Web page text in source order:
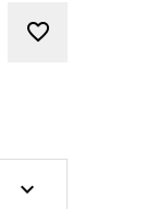
favorite_border
keyboard_arrow_down